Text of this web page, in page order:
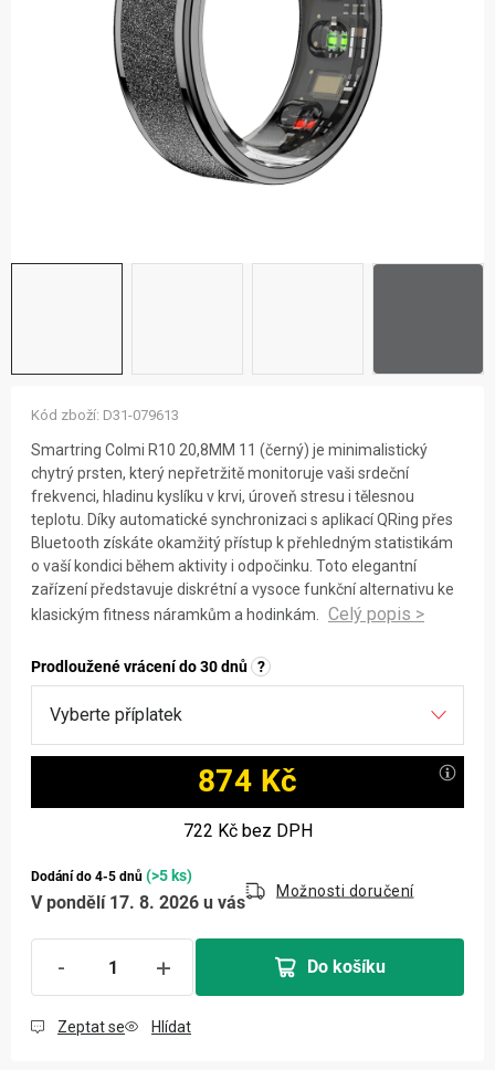
Možnosti dopravy
Smartring Colmi R10 20,8MM 11 (černý) je minimalistický
chytrý prsten, který nepřetržitě monitoruje vaši srdeční
frekvenci, hladinu kyslíku v krvi, úroveň stresu i tělesnou
teplotu. Díky automatické synchronizaci s aplikací QRing přes
Bluetooth získáte okamžitý přístup k přehledným statistikám
o vaší kondici během aktivity i odpočinku. Toto elegantní
zařízení představuje diskrétní a vysoce funkční alternativu ke
klasickým fitness náramkům a hodinkám.
Prodloužené vrácení do 30 dnů ?
874 Kč
722 Kčbez DPH
Dodání do 4-5 dnů (>5 ks)
V pondělí 17. 8. 2026 u vás
Možnosti doručení
Do košíku
Kód zboží: D31-079613
Zeptat se Hlídat